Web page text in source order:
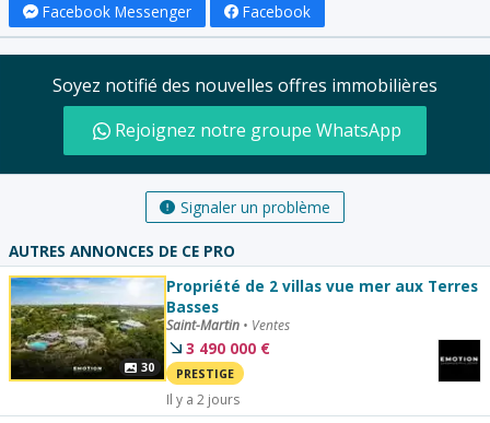
Facebook Messenger
Facebook
Soyez notifié des nouvelles offres immobilières
Rejoignez notre groupe WhatsApp
Signaler un problème
AUTRES ANNONCES DE CE PRO
30
Propriété de 2 villas vue mer aux Terres
Basses
Saint-Martin • Ventes
3 490 000 €
PRESTIGE
Il y a 2 jours